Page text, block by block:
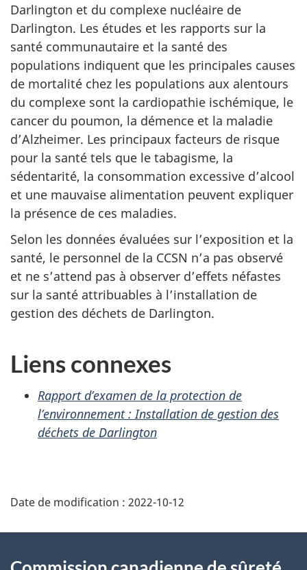
Darlington et du complexe nucléaire de
Darlington. Les études et les rapports sur la
santé communautaire et la santé des
populations indiquent que les principales causes
de mortalité chez les populations aux alentours
du complexe sont la cardiopathie ischémique, le
cancer du poumon, la démence et la maladie
d’Alzheimer. Les principaux facteurs de risque
pour la santé tels que le tabagisme, la
sédentarité, la consommation excessive d’alcool
et une mauvaise alimentation peuvent expliquer
la présence de ces maladies.
Selon les données évaluées sur l’exposition et la
santé, le personnel de la CCSN n’a pas observé
et ne s’attend pas à observer d’effets néfastes
sur la santé attribuables à l’installation de
gestion des déchets de Darlington.
Liens connexes
Rapport d’examen de la protection de
l’environnement : Installation de gestion des
déchets de Darlington
é
Date de modification : 2022-10-12